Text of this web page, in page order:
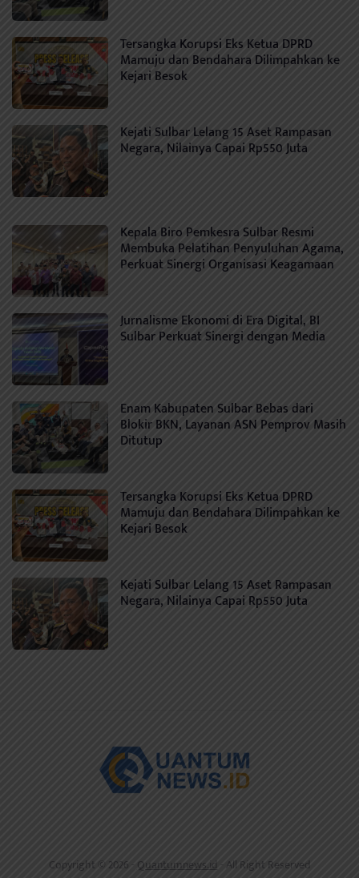
Tersangka Korupsi Eks Ketua DPRD
Mamuju dan Bendahara Dilimpahkan ke
Kejari Besok
Kejati Sulbar Lelang 15 Aset Rampasan
Negara, Nilainya Capai Rp550 Juta
Kepala Biro Pemkesra Sulbar Resmi
Membuka Pelatihan Penyuluhan Agama,
Perkuat Sinergi Organisasi Keagamaan
Jurnalisme Ekonomi di Era Digital, BI
Sulbar Perkuat Sinergi dengan Media
Enam Kabupaten Sulbar Bebas dari
Blokir BKN, Layanan ASN Pemprov Masih
Ditutup
Tersangka Korupsi Eks Ketua DPRD
Mamuju dan Bendahara Dilimpahkan ke
Kejari Besok
Kejati Sulbar Lelang 15 Aset Rampasan
Negara, Nilainya Capai Rp550 Juta
Copyright © 2026 - Quantumnews.id - All Right Reserved